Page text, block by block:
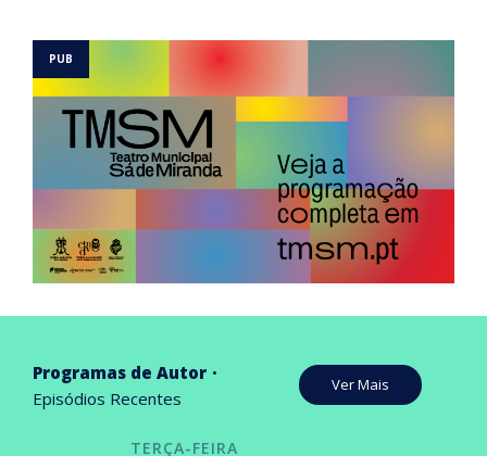
Programas de Autor
Episódios Recentes
Ver Mais
TERÇA-FEIRA